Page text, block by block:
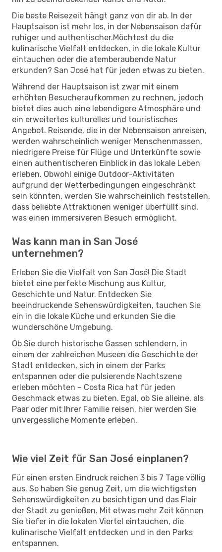
Die beste Reisezeit hängt ganz von dir ab. In der
Hauptsaison ist mehr los, in der Nebensaison dafür
ruhiger und authentischer.Möchtest du die
kulinarische Vielfalt entdecken, in die lokale Kultur
eintauchen oder die atemberaubende Natur
erkunden? San José hat für jeden etwas zu bieten.
Während der Hauptsaison ist zwar mit einem
erhöhten Besucheraufkommen zu rechnen, jedoch
bietet dies auch eine lebendigere Atmosphäre und
ein erweitertes kulturelles und touristisches
Angebot. Reisende, die in der Nebensaison anreisen,
werden wahrscheinlich weniger Menschenmassen,
niedrigere Preise für Flüge und Unterkünfte sowie
einen authentischeren Einblick in das lokale Leben
erleben. Obwohl einige Outdoor-Aktivitäten
aufgrund der Wetterbedingungen eingeschränkt
sein könnten, werden Sie wahrscheinlich feststellen,
dass beliebte Attraktionen weniger überfüllt sind,
was einen immersiveren Besuch ermöglicht.
Was kann man in San José
unternehmen?
Erleben Sie die Vielfalt von San José! Die Stadt
bietet eine perfekte Mischung aus Kultur,
Geschichte und Natur. Entdecken Sie
beeindruckende Sehenswürdigkeiten, tauchen Sie
ein in die lokale Küche und erkunden Sie die
wunderschöne Umgebung.
Ob Sie durch historische Gassen schlendern, in
einem der zahlreichen Museen die Geschichte der
Stadt entdecken, sich in einem der Parks
entspannen oder die pulsierende Nachtszene
erleben möchten – Costa Rica hat für jeden
Geschmack etwas zu bieten. Egal, ob Sie alleine, als
Paar oder mit Ihrer Familie reisen, hier werden Sie
unvergessliche Momente erleben.
Wie viel Zeit für San José einplanen?
Für einen ersten Eindruck reichen 3 bis 7 Tage völlig
aus. So haben Sie genug Zeit, um die wichtigsten
Sehenswürdigkeiten zu besichtigen und das Flair
der Stadt zu genießen. Mit etwas mehr Zeit können
Sie tiefer in die lokalen Viertel eintauchen, die
kulinarische Vielfalt entdecken und in den Parks
entspannen.